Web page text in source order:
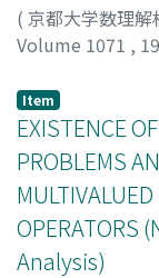
( 京都大学数理解
Volume 1071 ,
Item
EXISTENCE
PROBLEMS
OPERATORS
Analysis)